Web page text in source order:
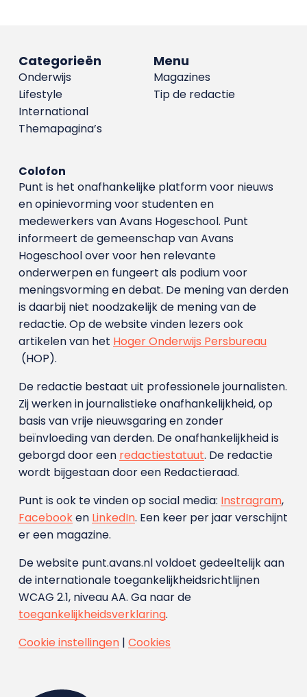
Menu
Magazines
Tip de redactie
Categorieën
Onderwijs
Lifestyle
International
Themapagina’s
Colofon
Punt is het onafhankelijke platform voor nieuws
en opinievorming voor studenten en
medewerkers van Avans Hoge­school. Punt
informeert de gemeenschap van Avans
Hogeschool over voor hen relevante
onderwerpen en fungeert als podium voor
meningsvorming en debat. De mening van derden
is daarbij niet noodzakelijk de mening van de
redactie. Op de website vinden lezers ook
artikelen van het Hoger Onderwijs Persbureau
(HOP).
De redactie bestaat uit professionele journalisten.
Zij werken in journalistieke onafhankelijkheid, op
basis van vrije nieuwsgaring en zonder
beïnvloeding van derden. De onafhankelijkheid is
geborgd door een redactiestatuut. De redactie
wordt bijgestaan door een Redactieraad.
Punt is ook te vinden op social media: Instragram,
Facebooken LinkedIn. Een keer per jaar verschijnt
er een magazine.
De website punt.avans.nl voldoet gedeeltelijk aan
de internationale toegankelijkheidsrichtlijnen
WCAG 2.1, niveau AA. Ga naar de
toegankelijkheidsverklaring.
Cookie instellingen| Cookies